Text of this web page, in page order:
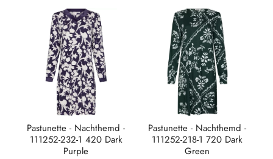
Pastunette - Nachthemd -
111252-232-1 420 Dark
Purple
Pastunette - Nachthemd -
111252-218-1 720 Dark
Green